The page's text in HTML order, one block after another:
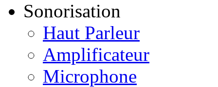
Sonorisation
Haut Parleur
Amplificateur
Microphone